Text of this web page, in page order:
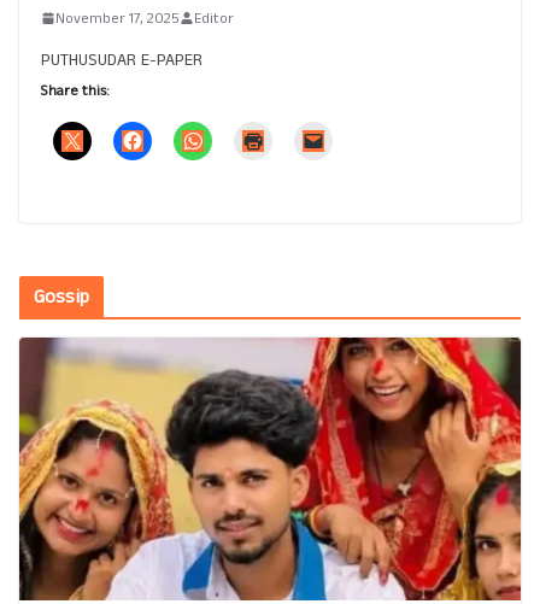
November 17, 2025 Editor
PUTHUSUDAR E-PAPER
Share this:
Gossip